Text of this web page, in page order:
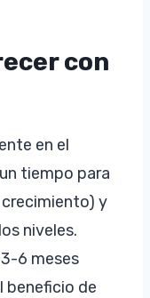
con
en el
tiempo para
crecimiento) y
niveles.
6 meses
beneficio de